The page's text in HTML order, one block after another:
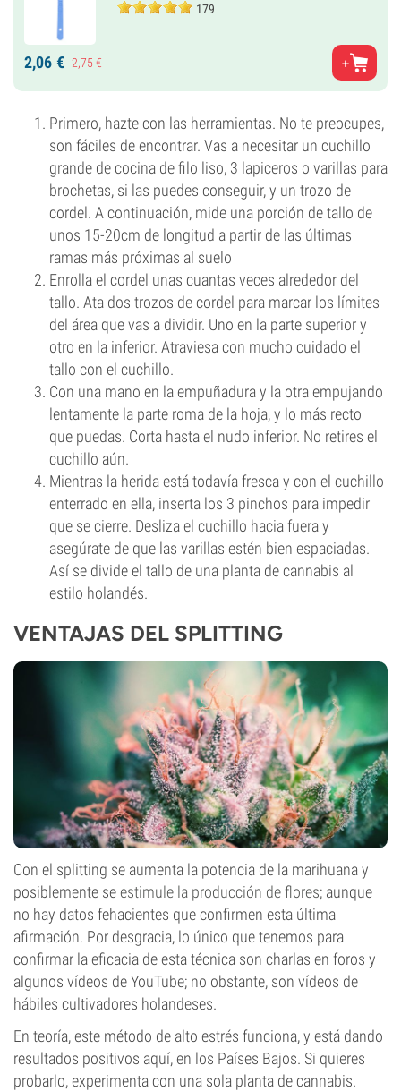
179
2,06 € 2,75€
Primero, hazte con las herramientas. No te preocupes,
son fáciles de encontrar. Vas a necesitar un cuchillo
grande de cocina de filo liso, 3 lapiceros o varillas para
brochetas, si las puedes conseguir, y un trozo de
cordel. A continuación, mide una porción de tallo de
unos 15-20cm de longitud a partir de las últimas
ramas más próximas al suelo
Enrolla el cordel unas cuantas veces alrededor del
tallo. Ata dos trozos de cordel para marcar los límites
del área que vas a dividir. Uno en la parte superior y
otro en la inferior. Atraviesa con mucho cuidado el
tallo con el cuchillo.
Con una mano en la empuñadura y la otra empujando
lentamente la parte roma de la hoja, y lo más recto
que puedas. Corta hasta el nudo inferior. No retires el
cuchillo aún.
Mientras la herida está todavía fresca y con el cuchillo
enterrado en ella, inserta los 3 pinchos para impedir
que se cierre. Desliza el cuchillo hacia fuera y
asegúrate de que las varillas estén bien espaciadas.
Así se divide el tallo de una planta de cannabis al
estilo holandés.
VENTAJAS DEL SPLITTING
Con el splitting se aumenta la potencia de la marihuana y
posiblemente seestimule la producción de flores; aunque
no hay datos fehacientes que confirmen esta última
afirmación. Por desgracia, lo único que tenemos para
confirmar la eficacia de esta técnica son charlas en foros y
algunos vídeos de YouTube; no obstante, son vídeos de
hábiles cultivadores holandeses.
En teoría, este método de alto estrés funciona, y está dando
resultados positivos aquí, en los Países Bajos. Si quieres
probarlo, experimenta con una sola planta de cannabis.